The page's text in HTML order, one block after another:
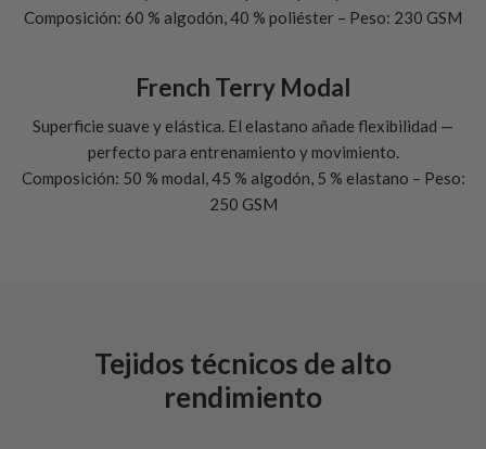
Composición: 60 % algodón, 40 % poliéster – Peso: 230 GSM
French Terry Modal
Superficie suave y elástica. El elastano añade flexibilidad —
perfecto para entrenamiento y movimiento.
Composición: 50 % modal, 45 % algodón, 5 % elastano – Peso:
250 GSM
Tejidos técnicos de alto
rendimiento